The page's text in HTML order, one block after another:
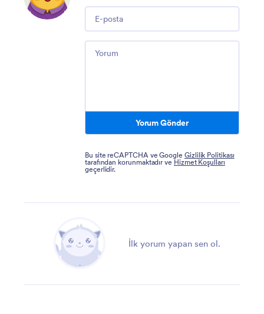
Email
Comment
Yorum Gönder
Bu site reCAPTCHA ve Google Gizlilik Politikası
tarafından korunmaktadır veHizmet Koşulları
geçerlidir.
İlk yorum yapan sen ol.